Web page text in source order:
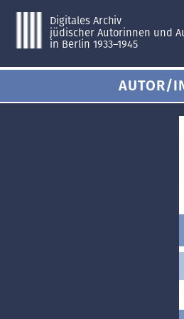
Digitales Archiv
jüdischer Autorinnen und
in Berlin 1933–1945
AUTOR/